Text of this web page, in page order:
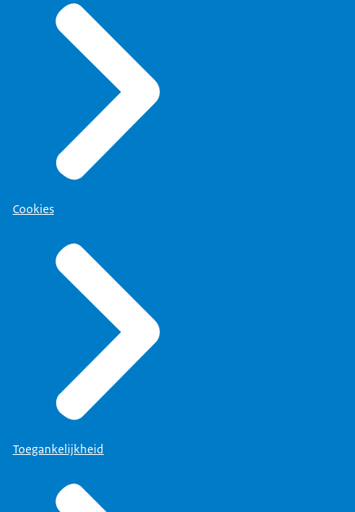
Cookies
Toegankelijkheid